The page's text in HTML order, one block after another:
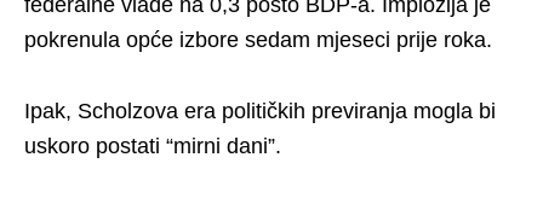
federalne vlade na 0,3 posto BDP-a. Implozija je
pokrenula opće izbore sedam mjeseci prije roka.
Ipak, Scholzova era političkih previranja mogla bi
uskoro postati “mirni dani”.